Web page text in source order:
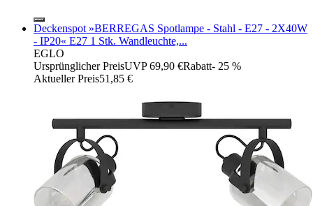
Deckenspot »BERREGAS Spotlampe - Stahl - E27 - 2X40W
- IP20« E27 1 Stk. Wandleuchte,...
EGLO
Ursprünglicher PreisUVP 69,90 €Rabatt- 25 %
Aktueller Preis51,85 €